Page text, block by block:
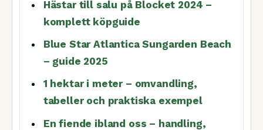
Hästar till salu på Blocket 2024 –
komplett köpguide
Blue Star Atlantica Sungarden Beach
– guide 2025
1 hektar i meter – omvandling,
tabeller och praktiska exempel
En fiende ibland oss – handling,